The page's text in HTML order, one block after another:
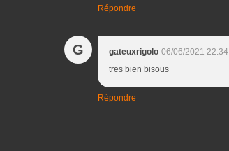
Répondre
G gateuxrigolo 06/06/2021 22:34
tres bien bisous
Répondre